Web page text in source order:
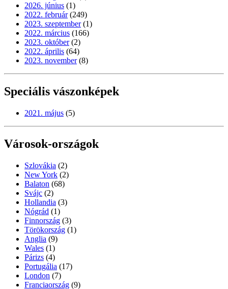
2026. június (1)
2022. február (249)
2023. szeptember (1)
2022. március (166)
2023. október (2)
2022. április (64)
2023. november (8)
Speciális vászonképek
2021. május (5)
Városok-országok
Szlovákia (2)
New York (2)
Balaton (68)
Svájc (2)
Hollandia (3)
Nógrád (1)
Finnország (3)
Törökország (1)
Anglia (9)
Wales (1)
Párizs (4)
Portugália (17)
London (7)
Franciaország (9)